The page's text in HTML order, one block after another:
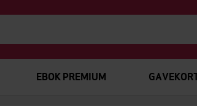
EBOK PREMIUM